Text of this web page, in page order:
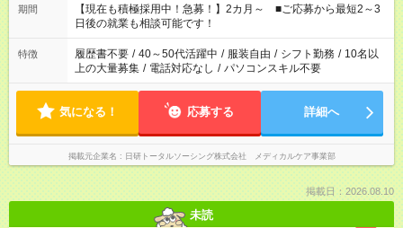
たくない」 など、ご希望を教えてくださいね。 ※Wワーク希望
の方へ 今ご覧のお仕事で希望する勤務時間と、もう1つのお仕事
の勤務時間。 合計で週40時間を超える場合は応募できません。
期間
【現在も積極採用中！急募！】2カ月～ ■ご応募から最短2～3
日後の就業も相談可能です！
特徴 履歴書不要 / 40～50代活躍中 / 服装自由 / シフト勤務 / 10名以
上の大量募集 / 電話対応なし / パソコンスキル不要
気になる！ 応募する 詳細へ
掲載元企業名 日研トータルソーシング株式会社 メディカルケア事業部
掲載日：2026.08.10
未読